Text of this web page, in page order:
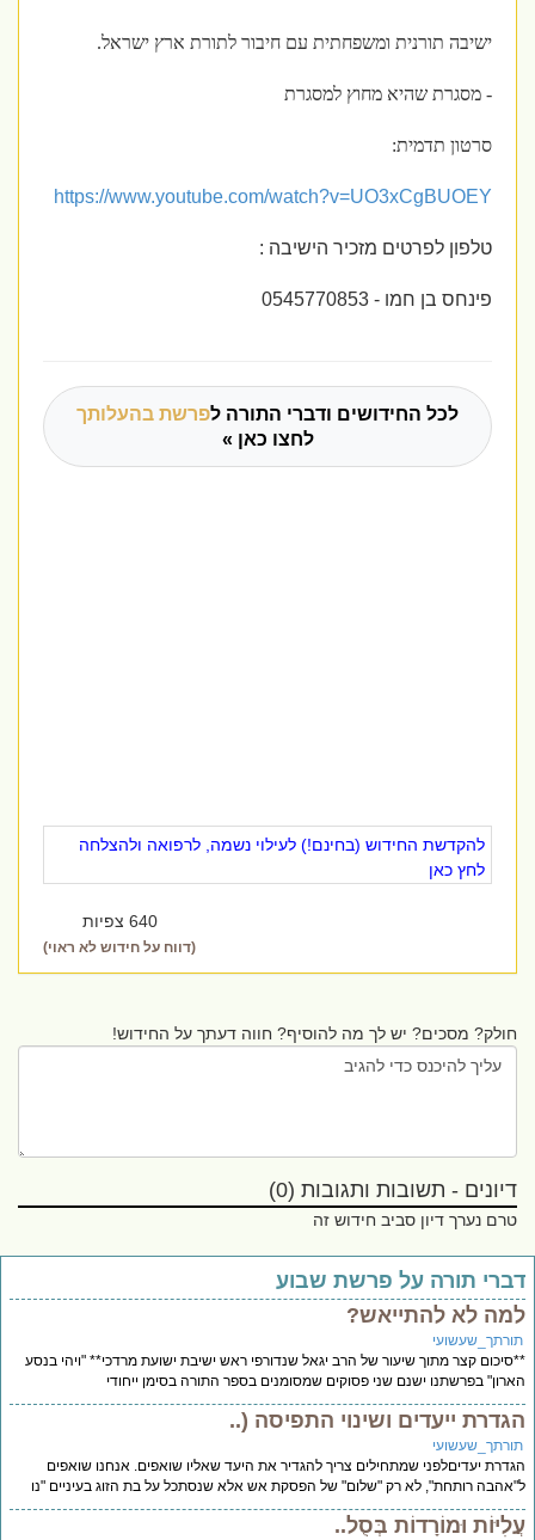
ישיבה תורנית ומשפחתית עם חיבור לתורת ארץ ישראל.
- מסגרת שהיא מחוץ למסגרת
סרטון תדמית:
https://www.youtube.com/watch?v=UO3xCgBUOEY
טלפון לפרטים מזכיר הישיבה :
פינחס בן חמו - 0545770853
לכל החידושים ודברי התורה לפרשת בהעלותך
לחצו כאן »
להקדשת החידוש (בחינם!) לעילוי נשמה, לרפואה ולהצלחה
לחץ כאן
640 צפיות
(דווח על חידוש לא ראוי)
חולק? מסכים? יש לך מה להוסיף? חווה דעתך על החידוש!
דיונים - תשובות ותגובות (0)
טרם נערך דיון סביב חידוש זה
תורה על פרשת שבוע
לא להתייאש?
קצר מתוך שיעור של הרב יגאל שנדורפי ראש ישיבת ישועת מרדכי** "ויהי בנסע
בפרשתנו ישנם שני פסוקים שמסומנים בספר התורה בסימן ייחודי
ייעדים ושינוי התפיסה (..
יעדיםלפני שמתחילים צריך להגדיר את היעד שאליו שואפים. אנחנו שואפים
רותחת", לא רק "שלום" של הפסקת אש אלא שנסתכל על בת הזוג בעיניים "נו
וּמוֹרָדוֹת בְּסֻל..